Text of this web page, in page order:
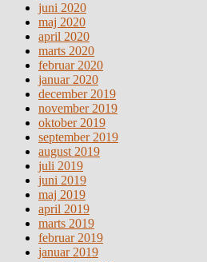
juni 2020
maj 2020
april 2020
marts 2020
februar 2020
januar 2020
december 2019
november 2019
oktober 2019
september 2019
august 2019
juli 2019
juni 2019
maj 2019
april 2019
marts 2019
februar 2019
januar 2019